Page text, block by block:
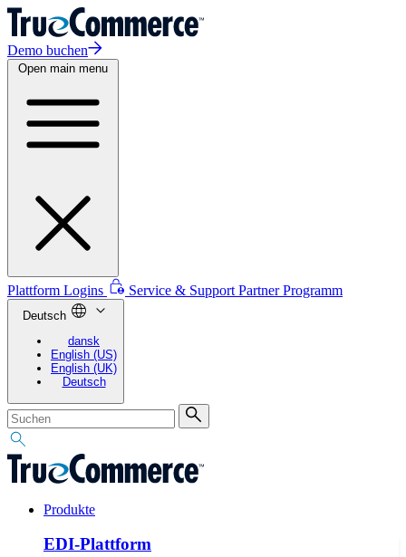
Demo buchen
Open main menu
Plattform Logins Service & Support Partner Programm
Deutsch
dansk
English (US)
English (UK)
Deutsch
Produkte
EDI-Plattform